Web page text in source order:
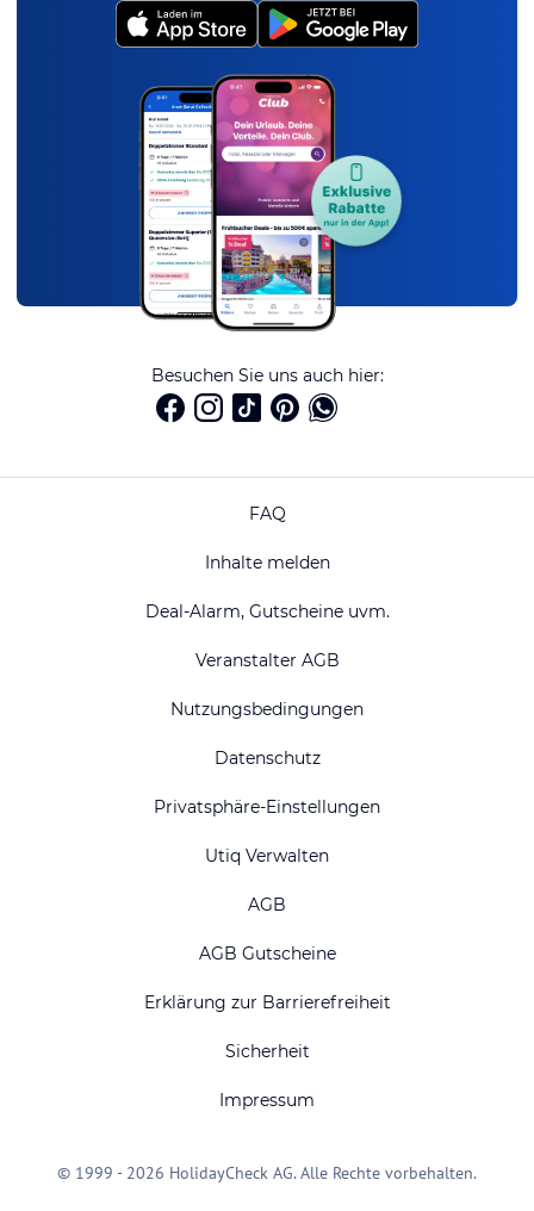
Besuchen Sie uns auch hier:
FAQ
Inhalte melden
Deal-Alarm, Gutscheine uvm.
Veranstalter AGB
Nutzungsbedingungen
Datenschutz
Privatsphäre-Einstellungen
Utiq Verwalten
AGB
AGB Gutscheine
Erklärung zur Barrierefreiheit
Sicherheit
Impressum
© 1999 - 2026 HolidayCheck AG. Alle Rechte vorbehalten.